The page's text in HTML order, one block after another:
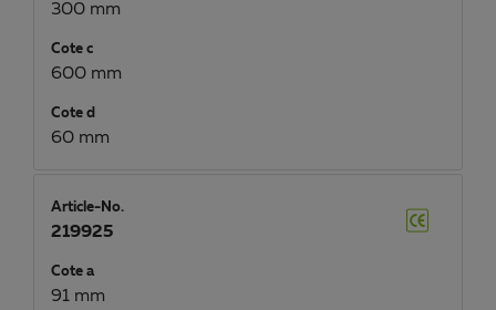
300 mm
Cote c
600 mm
Cote d
60 mm
Article-No.
219925
Cote a
91 mm